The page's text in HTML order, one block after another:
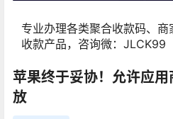
专业办理各类聚合收款码、
收款产品，咨询微：JLCK99
苹果终于妥协！允许应
放